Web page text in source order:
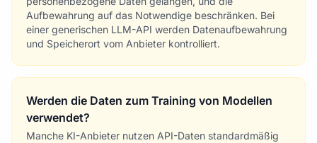
Aufbewahrung auf das Notwendige beschränken. Bei
einer generischen LLM-API werden Datenaufbewahrung
und Speicherort vom Anbieter kontrolliert.
Werden die Daten zum Training von Modellen
verwendet?
Manche KI-Anbieter nutzen API-Daten standardmäßig